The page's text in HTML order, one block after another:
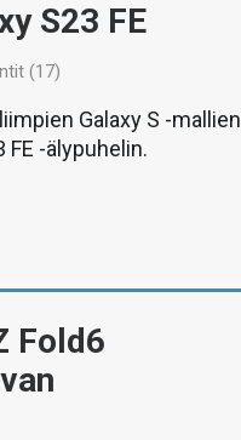
S23 FE
(17)
Galaxy S -mallien
-älypuhelin.
Fold6